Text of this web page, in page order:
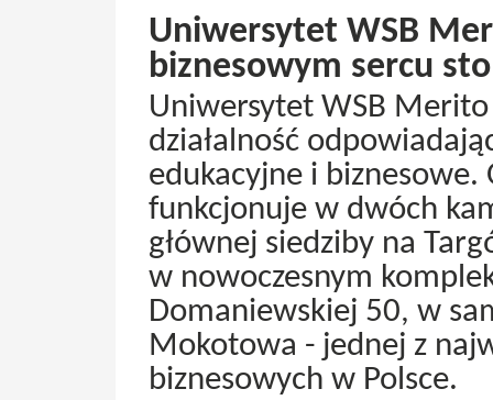
Uniwersytet WSB
biznesowym sercu
Uniwersytet WSB
działalność
edukacyjne i
funkcjonuje w dwóch
głównej siedziby na
w nowoczesnym
Domaniewskiej 50, w
Mokotowa - jednej z
biznesowych w Polsce.